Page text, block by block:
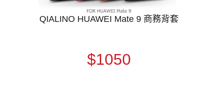
QIALINO HUAWEI Mate 9 商務背套
$1050